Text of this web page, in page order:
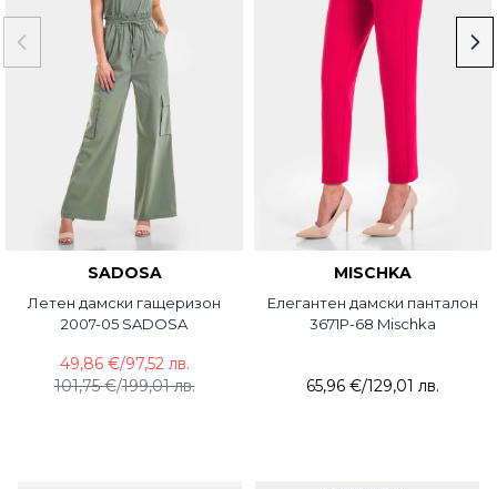
SADOSA
Летен дамски гащеризон
2007-05 SADOSA
101,75 €/199,01 лв.
49,86 €/97,52 лв.
MISCHKA
Елегантен дамски панталон
3671P-68 Mischka
65,96 €/129,01 лв.